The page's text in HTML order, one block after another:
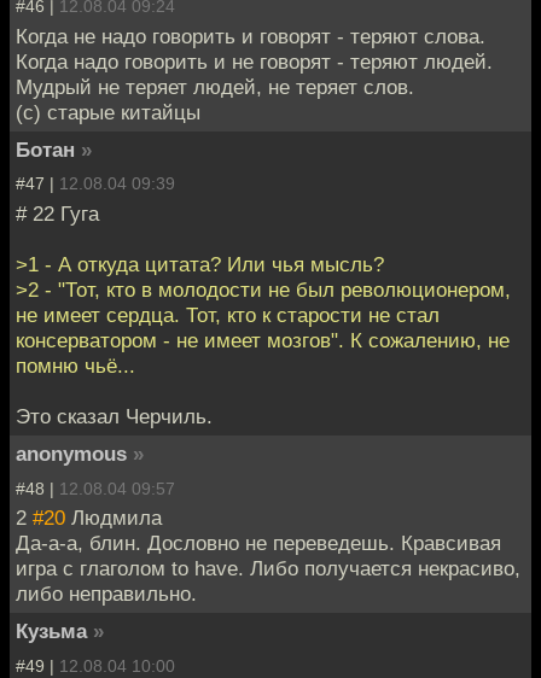
#46 | 12.08.04 09:24
Когда не надо говорить и говорят - теряют слова.
Когда надо говорить и не говорят - теряют людей.
Мудрый не теряет людей, не теряет слов.
(с) старые китайцы
Ботан »
#47 | 12.08.04 09:39
# 22 Гуга
>1 - А откуда цитата? Или чья мысль?
>2 - "Тот, кто в молодости не был революционером,
не имеет сердца. Тот, кто к старости не стал
консерватором - не имеет мозгов". К сожалению, не
помню чьё...
Это сказал Черчиль.
anonymous »
#48 | 12.08.04 09:57
2 #20 Людмила
Да-а-а, блин. Дословно не переведешь. Кравсивая
игра с глаголом to have. Либо получается некрасиво,
либо неправильно.
Кузьма »
#49 | 12.08.04 10:00